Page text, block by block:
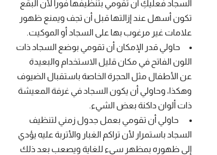
السجاد فعليكِ أن تقومي بتنظيفها فوراً لأن البقع
تكون أسهل عند إزالتها قبل أن تجف ويمنع ظهور
علامات غير مرغوب بها على السجاد أو الموكيت.
حاولي قدر الإمكان أن تقومي بوضع السجاد ذات
اللون الفاتح في مكان قليل الاستخدام والبعيدة
عن الأطفال مثل الحجرة الخاصة باستقبال الضيوف
وهكذا، وحاولي أن يكون السجاد في غرفة المعيشة
ذات ألوان داكنة بعض الشيء.
حاولي أن تقومي بعمل جدول زمني لتنظيف
السجاد باستمرار لأن تراكم الغبار والأتربة عليه يؤدي
إلى ظهوره بمظهر سيء للغاية ويصعب بعد ذلك